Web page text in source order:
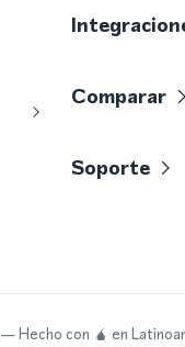
Comparar
Soporte
— Hecho con 🧉 en